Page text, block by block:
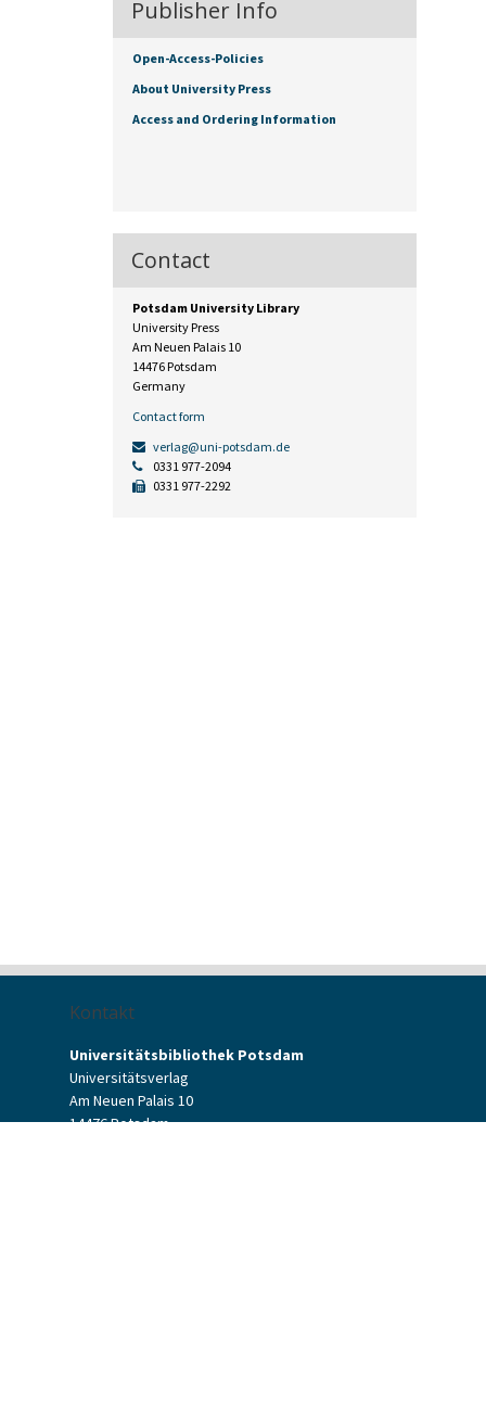
Publisher Info
Open-Access-Policies
About University Press
Access and Ordering Information
Contact
Potsdam University Library
University Press
Am Neuen Palais 10
14476 Potsdam
Germany
Contact form
verlag@uni-potsdam.de
0331 977-2094
0331 977-2292
Kontakt
Universitätsbibliothek Potsdam
Universitätsverlag
Am Neuen Palais 10
14476 Potsdam